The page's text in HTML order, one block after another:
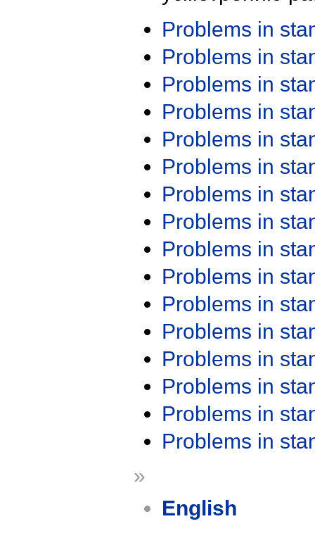
Problems in
Problems in
Problems in
Problems in
Problems in
Problems in
Problems in
Problems in
Problems in
Problems in
Problems in
Problems in
Problems in
Problems in
Problems in
Problems in
»
English